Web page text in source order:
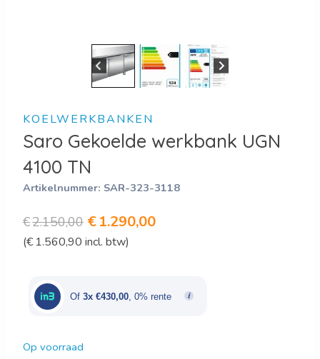
KOELWERKBANKEN
Saro Gekoelde werkbank UGN
4100 TN
Artikelnummer: SAR-323-3118
€2.150,00 Oorspronkelijke
prijs
€2.150,00.
€1.290,00Huidige
€1.290,00.
(€ 1.560,90 incl. btw)
Of 3x €430,00 , 0% rente
Op voorraad